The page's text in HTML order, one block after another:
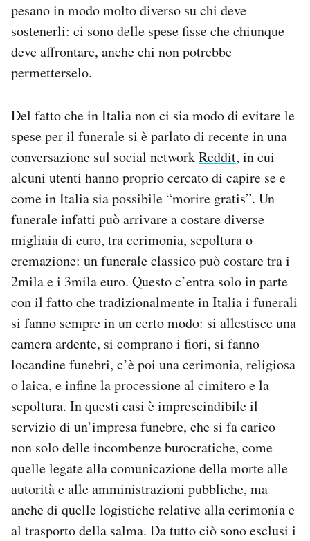
pesano in modo molto diverso su chi deve
sostenerli: ci sono delle spese fisse che chiunque
deve affrontare, anche chi non potrebbe
permetterselo.
Del fatto che in Italia non ci sia modo di evitare le
spese per il funerale si è parlato di recente in una
conversazione sul social networkReddit, in cui
alcuni utenti hanno proprio cercato di capire se e
come in Italia sia possibile “morire gratis”. Un
funerale infatti può arrivare a costare diverse
migliaia di euro, tra cerimonia, sepoltura o
cremazione: un funerale classico può costare tra i
2mila e i 3mila euro. Questo c’entra solo in parte
con il fatto che tradizionalmente in Italia i funerali
si fanno sempre in un certo modo: si allestisce una
camera ardente, si comprano i fiori, si fanno
locandine funebri, c’è poi una cerimonia, religiosa
o laica, e infine la processione al cimitero e la
sepoltura. In questi casi è imprescindibile il
servizio di un’impresa funebre, che si fa carico
non solo delle incombenze burocratiche, come
quelle legate alla comunicazione della morte alle
autorità e alle amministrazioni pubbliche, ma
anche di quelle logistiche relative alla cerimonia e
al trasporto della salma. Da tutto ciò sono esclusi i